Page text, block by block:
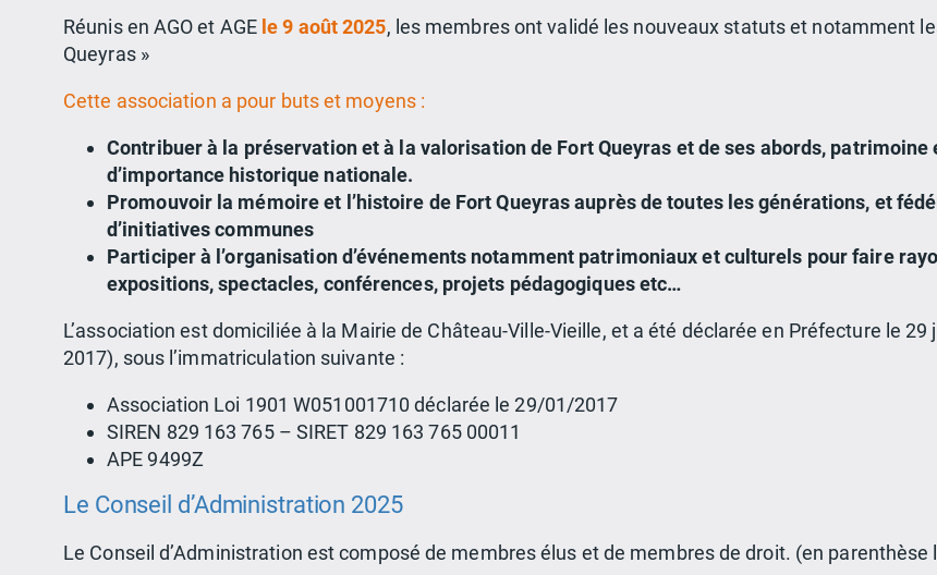
Réunis en AGO et AGE le 9 août 2025, les membres ont validé les nouveaux statuts et notamment
Queyras »
Cette association a pour buts et moyens :
Contribuer à la préservation et à la valorisation de Fort Queyras et de ses abords,
d’importance historique nationale.
Promouvoir la mémoire et l’histoire de Fort Queyras auprès de toutes les générations, et
d’initiatives communes
Participer à l’organisation d’événements notamment patrimoniaux et culturels pour faire
expositions, spectacles, conférences, projets pédagogiques etc…
L’association est domiciliée à la Mairie de Château-Ville-Vieille, et a été déclarée en Préfecture le
2017), sous l’immatriculation suivante :
Association Loi 1901 W051001710 déclarée le 29/01/2017
SIREN 829 163 765 – SIRET 829 163 765 00011
APE 9499Z
Le Conseil d’Administration 2025
Le Conseil d’Administration est composé de membres élus et de membres de droit. (en